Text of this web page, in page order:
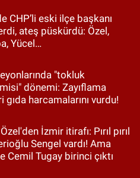
CHP’li eski ilçe başkanı
ateş püskürdü: Özel,
Yücel…
"tokluk
dönemi: Zayıflama
gıda harcamalarını vurdu!
İzmir itirafı: Pırıl pırıl
Sengel vardı! Ama
Cemil Tugay birinci çıktı